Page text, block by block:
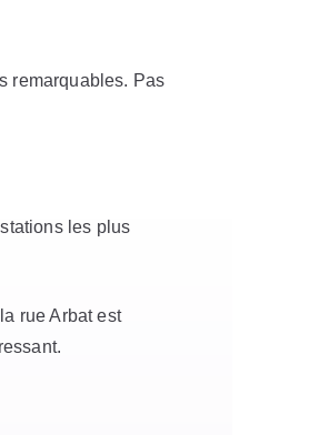
remarquables. Pas
les plus
rue Arbat est